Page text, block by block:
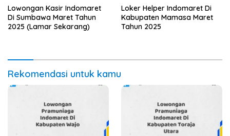
Lowongan Kasir Indomaret
Di Sumbawa Maret Tahun
2025 (Lamar Sekarang)
Loker Helper Indomaret Di
Kabupaten Mamasa Maret
Tahun 2025
Rekomendasi untuk kamu